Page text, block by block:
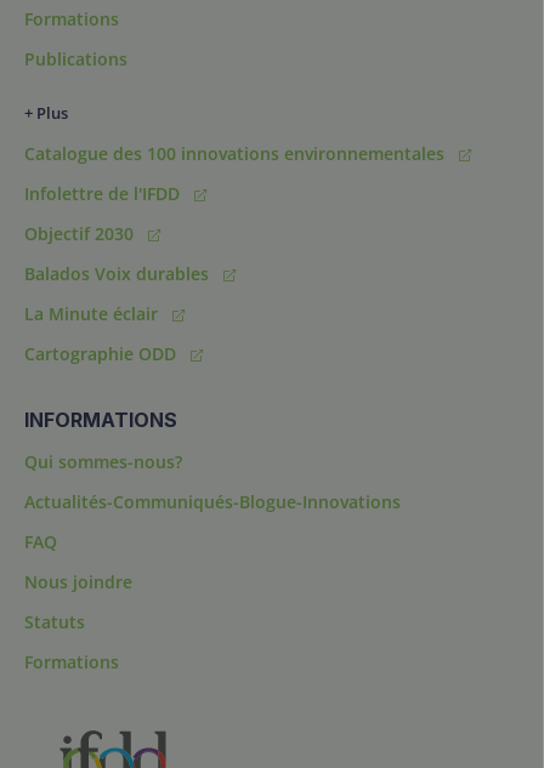
Formations
Publications
+ Plus
Catalogue des 100 innovations environnementales
Infolettre de l'IFDD
Objectif 2030
Balados Voix durables
La Minute éclair
Cartographie ODD
INFORMATIONS
Qui sommes-nous?
Actualités-Communiqués-Blogue-Innovations
FAQ
Nous joindre
Statuts
Formations